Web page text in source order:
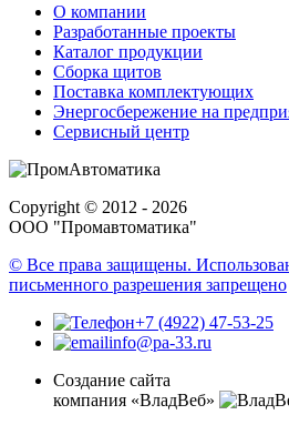
О компании
Разработанные проекты
Каталог продукции
Сборка щитов
Поставка комплектующих
Энергосбережение на
Сервисный центр
Copyright © 2012 - 2026
ООО "Промавтоматика"
© Все права защищены.
письменного разрешения запрещено
+7 (4922) 47-53-25
info@pa-33.ru
Создание сайта
компания «ВладВеб»